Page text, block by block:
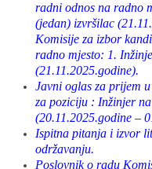
radni odnos na radno
(jedan) izvršilac
Komisije za izbor
radno mjesto: 1.
(21.11.2025.godine).
Javni oglas za prijem
za poziciju : Inžinjer
(20.11.2025.godine –
Ispitna pitanja i izvor
održavanju.
Poslovnik o radu